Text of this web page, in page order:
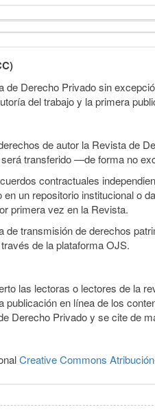
Derecho Privado sin
del trabajo y la primera
de autor la Revista de
transferido —de forma no
contractuales
un repositorio institucional o
primera vez en la Revista.
de transmisión de derechos
de la plataforma OJS.
las lectoras o lectores de la
publicación en línea de los
Derecho Privado y se cite de
Creative Commons